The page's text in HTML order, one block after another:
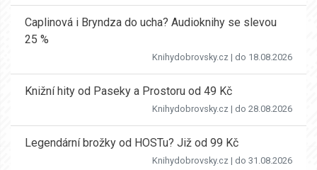
Caplinová i Bryndza do ucha? Audioknihy se slevou
25 %
Knihydobrovsky.cz | do 18.08.2026
Knižní hity od Paseky a Prostoru od 49 Kč
Knihydobrovsky.cz | do 28.08.2026
Legendární brožky od HOSTu? Již od 99 Kč
Knihydobrovsky.cz | do 31.08.2026